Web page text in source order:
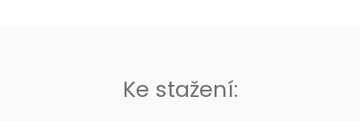
Ke stažení: